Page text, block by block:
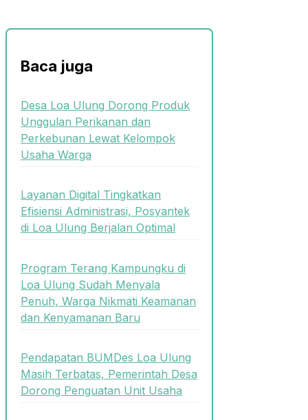
Baca juga
Desa Loa Ulung Dorong Produk
Unggulan Perikanan dan
Perkebunan Lewat Kelompok
Usaha Warga
Layanan Digital Tingkatkan
Efisiensi Administrasi, Posyantek
di Loa Ulung Berjalan Optimal
Program Terang Kampungku di
Loa Ulung Sudah Menyala
Penuh, Warga Nikmati Keamanan
dan Kenyamanan Baru
Pendapatan BUMDes Loa Ulung
Masih Terbatas, Pemerintah Desa
Dorong Penguatan Unit Usaha